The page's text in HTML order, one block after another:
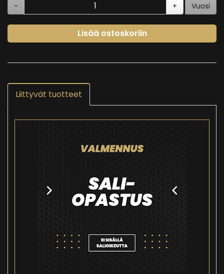
-
+ Vuosi
Lisää ostoskoriin
Liittyvät tuotteet